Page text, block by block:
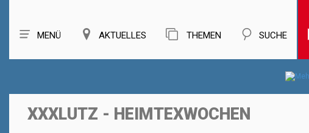
MENÜ AKTUELLES THEMEN SUCHE
XXXLUTZ - HEIMTEXWOCHEN